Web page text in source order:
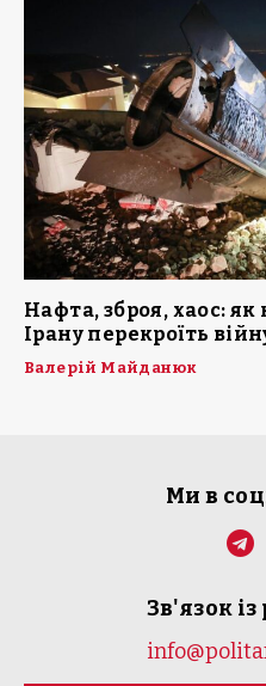
Нафта, зброя, хаос: як
Ірану перекроїть
Валерій Майданюк
Ми в
Зв'язок